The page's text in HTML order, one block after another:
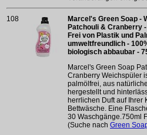
108
Marcel's Green Soap -
Patchouli & Cranberry
Frei von Plastik und
umweltfreundlich -
biologisch abbaubar -
Marcel's Green Soap
Cranberry Weichspüler
palmölfrei, aus
hergestellt und
herrlichen Duft auf Ihrer
Bettwäsche. Eine
30 Waschgänge.750ml
(Suche nach Green